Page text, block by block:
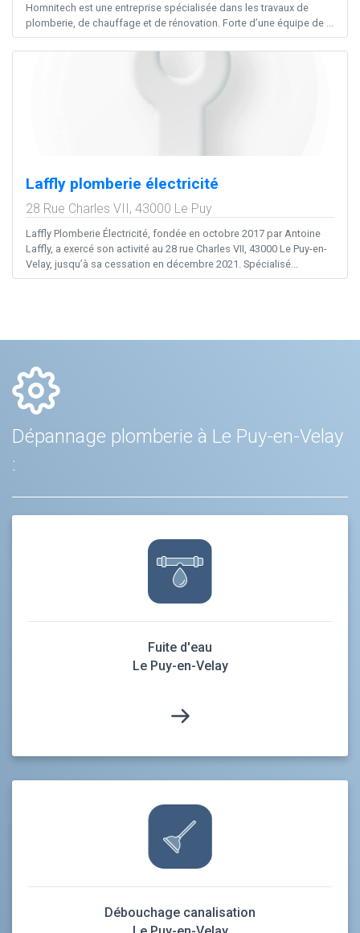
Homnitech est une entreprise spécialisée dans les travaux de
plomberie, de chauffage et de rénovation. Forte d’une équipe de ...
Laffly plomberie électricité
28 Rue Charles VII, 43000 Le Puy
Laffly Plomberie Électricité, fondée en octobre 2017 par Antoine
Laffly, a exercé son activité au 28 rue Charles VII, 43000 Le Puy-en-
Velay, jusqu’à sa cessation en décembre 2021. Spécialisé...
Dépannage plomberie à Le Puy-en-Velay
:
Fuite d'eau
Le Puy-en-Velay
Débouchage canalisation